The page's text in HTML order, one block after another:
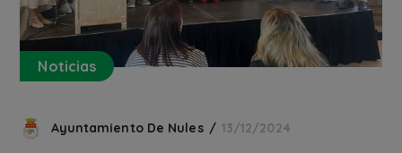
Noticias
Ayuntamiento De Nules 13/12/2024